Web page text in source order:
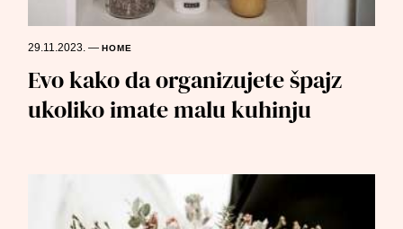
29.11.2023.—HOME
Evo kako da organizujete špajz
ukoliko imate malu kuhinju